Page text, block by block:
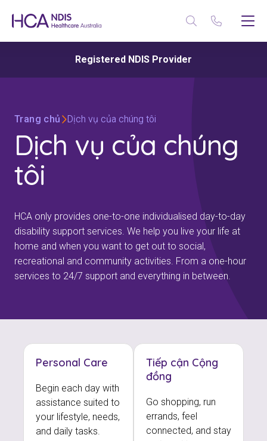
Registered NDIS Provider
Trang chủ Dịch vụ của chúng tôi
Dịch vụ của chúng
tôi
HCA only provides one-to-one individualised day-to-day
disability support services. We help you live your life at
home and when you want to get out to social,
recreational and community activities. From a one-hour
services to 24/7 support and everything in between.
Personal Care
Begin each day with
assistance suited to
your lifestyle, needs,
and daily tasks.
Tiếp cận Cộng
đồng
Go shopping, run
errands, feel
connected, and stay